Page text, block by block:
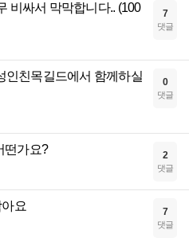
비싸서 막막합니다.. (100
7
댓글
인친목길드에서 함께하실
0
댓글
떤가요? 2
댓글
요 7
댓글